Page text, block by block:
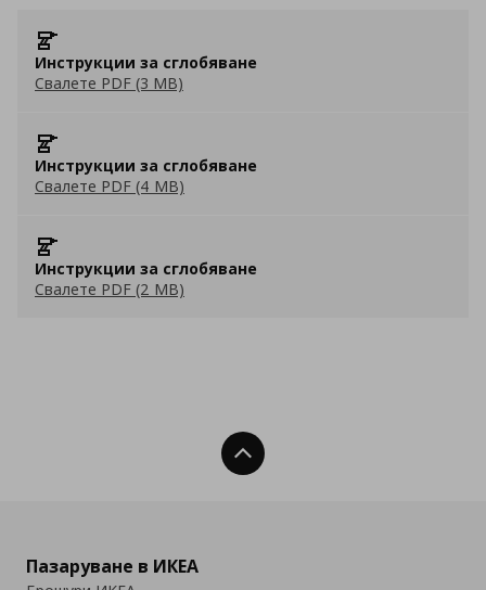
Инструкции за сглобяване
Свалете PDF (3 MB)
Инструкции за сглобяване
Свалете PDF (4 MB)
Инструкции за сглобяване
Свалете PDF (2 MB)
Нагоре
Пазаруване в ИКЕА